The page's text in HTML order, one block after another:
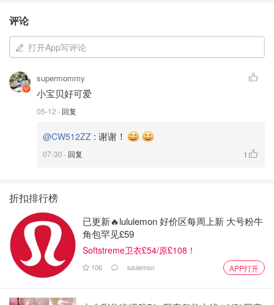
评论
打开App写评论
supermommy
小宝贝好可爱
05-12 · 回复
@CW512ZZ : 谢谢！
07-30 · 回复 1
折扣排行榜
已更新🔥lululemon 好价区每周上新 大号粉牛
角包罕见£59
Softstreme卫衣£54/原£108！
106 lululemon APP打开